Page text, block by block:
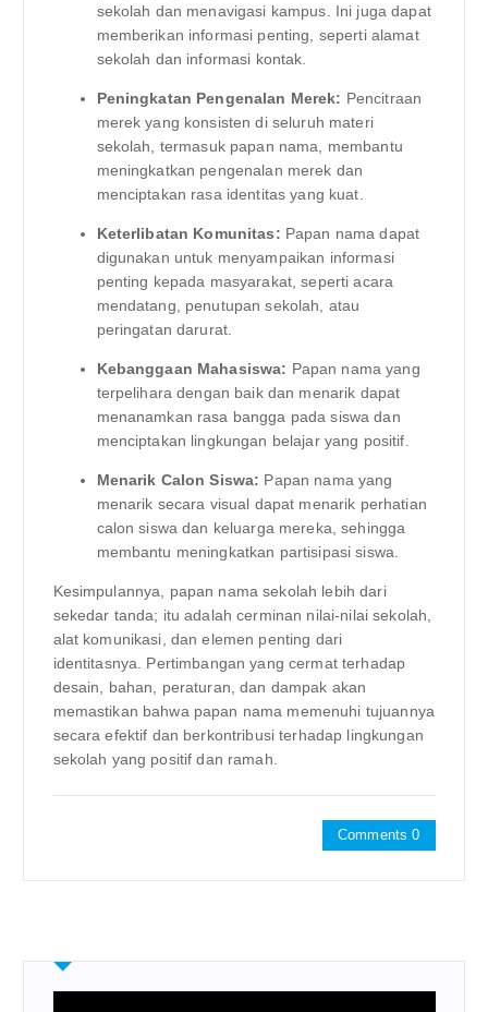
sekolah dan menavigasi kampus. Ini juga dapat
memberikan informasi penting, seperti alamat
sekolah dan informasi kontak.
Peningkatan Pengenalan Merek: Pencitraan
merek yang konsisten di seluruh materi
sekolah, termasuk papan nama, membantu
meningkatkan pengenalan merek dan
menciptakan rasa identitas yang kuat.
Keterlibatan Komunitas: Papan nama dapat
digunakan untuk menyampaikan informasi
penting kepada masyarakat, seperti acara
mendatang, penutupan sekolah, atau
peringatan darurat.
Kebanggaan Mahasiswa: Papan nama yang
terpelihara dengan baik dan menarik dapat
menanamkan rasa bangga pada siswa dan
menciptakan lingkungan belajar yang positif.
Menarik Calon Siswa: Papan nama yang
menarik secara visual dapat menarik perhatian
calon siswa dan keluarga mereka, sehingga
membantu meningkatkan partisipasi siswa.
Kesimpulannya, papan nama sekolah lebih dari
sekedar tanda; itu adalah cerminan nilai-nilai sekolah,
alat komunikasi, dan elemen penting dari
identitasnya. Pertimbangan yang cermat terhadap
desain, bahan, peraturan, dan dampak akan
memastikan bahwa papan nama memenuhi tujuannya
secara efektif dan berkontribusi terhadap lingkungan
sekolah yang positif dan ramah.
Comments 0